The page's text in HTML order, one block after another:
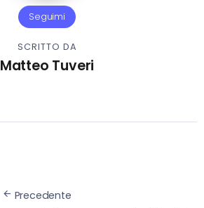
Seguimi
SCRITTO DA
Matteo Tuveri
Precedente